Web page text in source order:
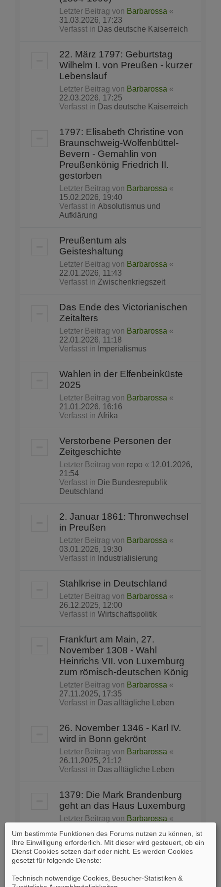
Letzter Beitrag von Barbarossa «
31.03.2026, 17:23
Verfasst in Das deutsche Kaiserreich
22. März 1797: Geburtstag
Wilhelm I. von Preußen - kurzer
Lebenslauf
Letzter Beitrag von Barbarossa «
22.03.2026, 17:25
Verfasst in Das deutsche Kaiserreich
1797: Elisabeth Christine von
Braunschweig-Wolfenbüttel-
Bevern - Gemahlin von
Preußenkönig Friedrich II.
gestorben
Letzter Beitrag von Barbarossa «
15.02.2026, 19:40
Verfasst in Absolutismus und
Aufklärung
Preußentum als
Geisteshaltung
Letzter Beitrag von Barbarossa «
22.01.2026, 11:43
Verfasst in Zwischenkriegszeit
Das Ende des Victorianischen
Zeitalters
Letzter Beitrag von Barbarossa «
22.01.2026, 11:18
Verfasst in Imperialismus
Wahlen in der Elfenbeinküste
2025
Letzter Beitrag von Barbarossa «
21.01.2026, 16:16
Verfasst in Afrika
Verstorbene Personen der
Zeitgeschichte
Letzter Beitrag von repo « 12.01.2026,
21:54
Verfasst in Die Bundesrepublik
Deutschland
2. Januar 1861: Thronwechsel
in Preußen
Letzter Beitrag von Barbarossa «
03.01.2026, 19:30
Verfasst in Industrialisierung
Stahlkrise in Deutschland
Letzter Beitrag von Barbarossa «
26.12.2025, 12:00
Verfasst in Wirtschaftspolitik
Frankfurt am Main, 27.
November 1308 - Wahl
Heinrichs VII. von Luxemburg
zum römisch-deutschen König
Letzter Beitrag von Barbarossa «
27.11.2025, 17:35
Verfasst in Das alltägliche Leben
26. November 1346 - Karl IV.
wird in Bonn gekrönt
Letzter Beitrag von Barbarossa «
26.11.2025, 21:12
Verfasst in Das alltägliche Leben
1379: Die Mark Brandenburg
geht an das Haus Luxemburg
Letzter Beitrag von Barbarossa «
Verfasst inDas alltägliche Leben
Petersdom
Letzter Beitrag von Balduin «
29.08.2025, 18:27
Um bestimmte Funktionen des Forums nutzen zu können, ist
Ihre Einwilligung erforderlich. Mit dieser wird gesteuert, ob ein
Dienst Cookies setzen darf oder nicht. Es werden Cookies
gesetzt für folgende Dienste:
Technisch notwendige Cookies, Besucher-Statistiken &